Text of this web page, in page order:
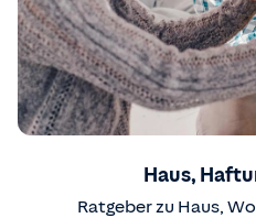
Haus,
Ratgeber zu Haus,